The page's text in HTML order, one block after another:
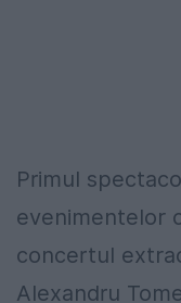
Primul
evenimentelor
concertul
Alexandru